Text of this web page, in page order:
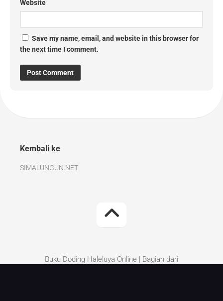
Website
Save my name, email, and website in this browser for
the next time I comment.
Kembali ke
SIMALUNGUN.NET
Buku Doding Haleluya Online | Bagian dari